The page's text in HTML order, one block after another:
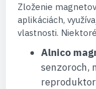
Zloženie
aplikáciách,
vlastnosti.
Alnico
senzoroch,